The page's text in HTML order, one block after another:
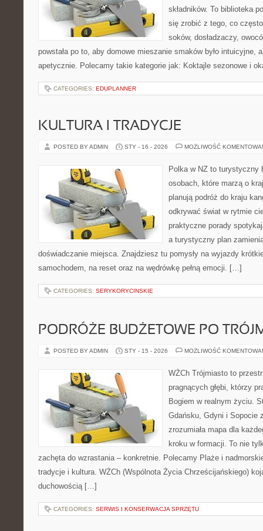
składników. To biblioteka
się zrobić z tego, co
soków, dosładzaczy,
powstała po to, aby domowe mieszanie smaków było intuicyjne,
apetycznie. Polecamy takie kategorie jak: Koktajle sezonowe i
CATEGORIES: EDUPLANNER
KULTURA I TRADYCJE
POSTED BY ADMIN STY - 16 - 2026 MOŻLIWOŚĆ
Polka w NZ to turystyczny
osobach, które marzą o
planują podróż do kraju
odkrywać świat w rytmie
praktyczne porady
a turystyczny plan
doświadczanie miejsca. Znajdziesz tu pomysły na wyjazdy
samochodem, na reset oraz na wędrówkę pełną emocji. […]
CATEGORIES: SERYKORYCINSKIE
PODRÓŻE BUDŻETOWE PO
POSTED BY ADMIN STY - 15 - 2026 MOŻLIWOŚĆ
WŻCh Trójmiasto to
pragnących głębi, którzy
Bogiem w realnym życiu.
Gdańsku, Gdyni i Sopocie
zrozumiała mapa dla
kroku w formacji. To nie
zachęta do wzrastania – konkretnie. Polecamy Plaże i
tradycje i kultura. WŻCh (Wspólnota Życia Chrześcijańskiego)
duchowością […]
CATEGORIES: SERWIS I KONSERWACJA SPRZĘTU